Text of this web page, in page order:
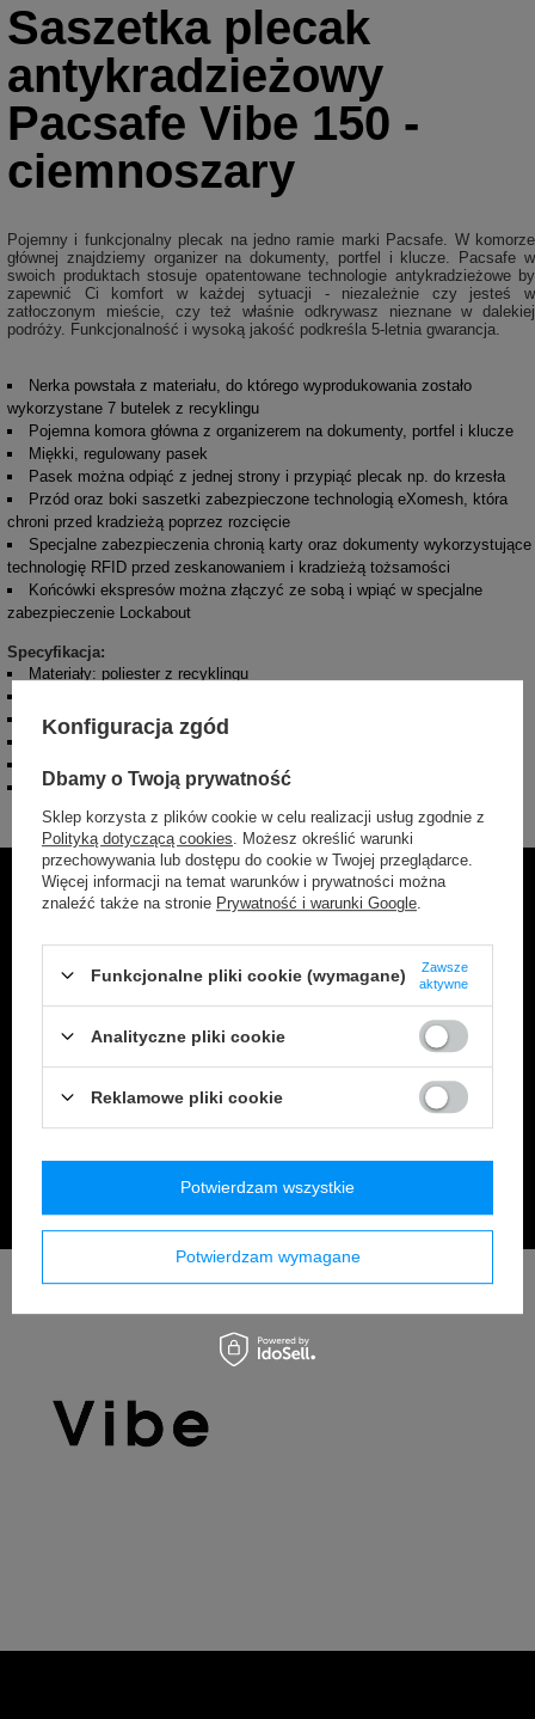
Saszetka plecak
antykradzieżowy
Pacsafe Vibe 150 -
ciemnoszary
Pojemny i funkcjonalny plecak na jedno ramie marki Pacsafe. W komorze
głównej znajdziemy organizer na dokumenty, portfel i klucze. Pacsafe w
swoich produktach stosuje opatentowane technologie antykradzieżowe by
zapewnić Ci komfort w każdej sytuacji - niezależnie czy jesteś w
zatłoczonym mieście, czy też właśnie odkrywasz nieznane w dalekiej
podróży. Funkcjonalność i wysoką jakość podkreśla 5-letnia gwarancja.
Nerka powstała z materiału, do którego wyprodukowania zostało
wykorzystane 7 butelek z recyklingu
Pojemna komora główna z organizerem na dokumenty, portfel i klucze
Miękki, regulowany pasek
Pasek można odpiąć z jednej strony i przypiąć plecak np. do krzesła
Przód oraz boki saszetki zabezpieczone technologią eXomesh, która
chroni przed kradzieżą poprzez rozcięcie
Specjalne zabezpieczenia chronią karty oraz dokumenty wykorzystujące
technologię RFID przed zeskanowaniem i kradzieżą tożsamości
Końcówki ekspresów można złączyć ze sobą i wpiąć w specjalne
zabezpieczenie Lockabout
Specyfikacja:
Materiały: poliester z recyklingu
Waga: 370 g
Max. długość szelek: 147 cm
Pojemność: 2,5 l
VIBE
Kolekcja Vibe to bestseller wśród produktów SAXX, z
szerokim wyborem wzorów. Bokserki te zapewniają
nie tylko doskonały komfort na co dzień, ale także
odkryjesz różnorodność stylów, które podkreślą Twój
indywidualny gust i sprawią, że każdy dzień stanie
Konfiguracja zgód
Dbamy o Twoją prywatność
Sklep korzysta z plików cookie w celu realizacji usług zgodnie z
Polityką dotyczącą cookies . Możesz określić warunki
przechowywania lub dostępu do cookie w Twojej przeglądarce.
Więcej informacji na temat warunków i prywatności można
znaleźć także na stronie Prywatność i warunki Google
Funkcjonalne pliki cookie (wymagane)
Zawsze
aktywne
Analityczne pliki cookie
Reklamowe pliki cookie
Potwierdzam wymagane
Potwierdzam wszystkie